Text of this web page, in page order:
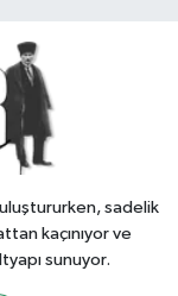
sadelik
kaçınıyor ve
sunuyor.